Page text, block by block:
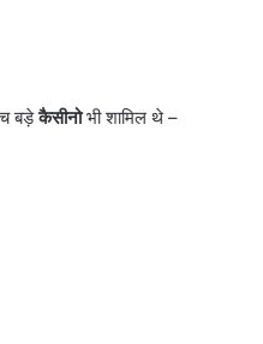
बड़ेकैसीनोभी शामिल थे –